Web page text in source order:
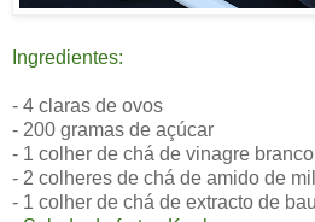
Ingredientes:
- 4 claras de ovos
- 200 gramas de açúcar
- 1 colher de chá de vinagre branco
- 2 colheres de chá de amido de
- 1 colher de chá de extracto de